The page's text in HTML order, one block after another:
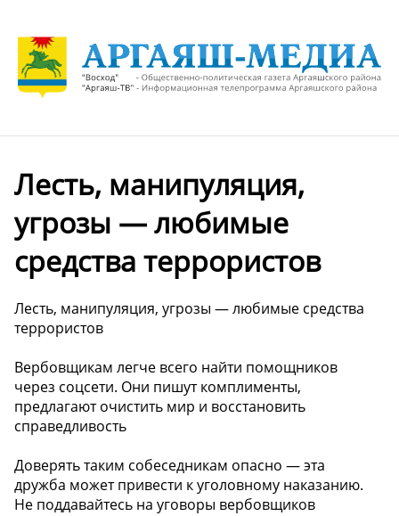
Лесть, манипуляция,
угрозы — любимые
средства террористов
Лесть, манипуляция, угрозы — любимые средства
террористов
Вербовщикам легче всего найти помощников
через соцсети. Они пишут комплименты,
предлагают очистить мир и восстановить
справедливость
️Доверять таким собеседникам опасно — эта
дружба может привести к уголовному наказанию.
Не поддавайтесь на уговоры вербовщиков